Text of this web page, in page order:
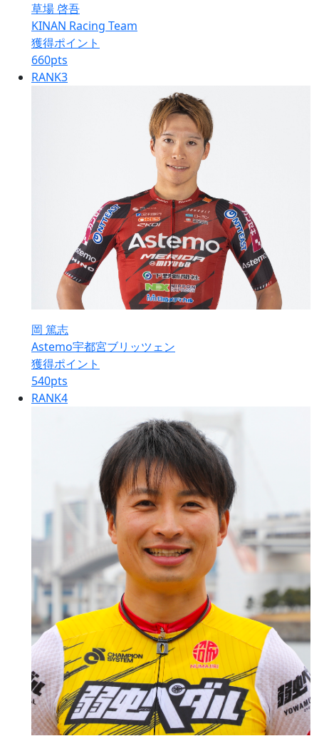
草場 啓吾
KINAN Racing Team
獲得ポイント
660pts
RANK3
岡 篤志
Astemo宇都宮ブリッツェン
獲得ポイント
540pts
RANK4